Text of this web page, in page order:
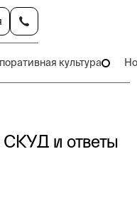
культура
СКУД и ответы